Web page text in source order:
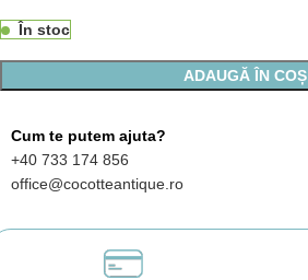
În stoc
ADAUGĂ ÎN COȘ
Cum te putem ajuta?
+40 733 174 856
office@cocotteantique.ro